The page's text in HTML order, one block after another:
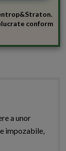
conform
a unor
impozabile,